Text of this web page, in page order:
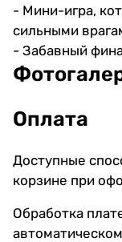
- Мини-игра,
сильными
- Забавный
Оплата
Доступные
корзине при
Обработка